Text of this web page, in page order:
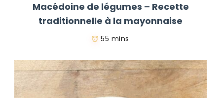
Macédoine de légumes – Recette
traditionnelle à la mayonnaise
55 mins